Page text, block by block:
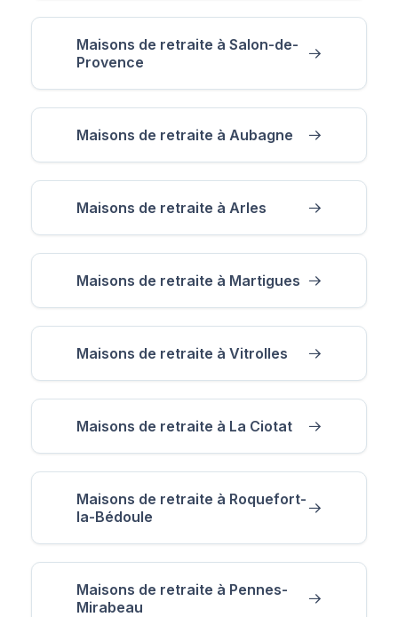
Maisons de retraite à Salon-de-
Provence
Maisons de retraite à Aubagne
Maisons de retraite à Arles
Maisons de retraite à Martigues
Maisons de retraite à Vitrolles
Maisons de retraite à La Ciotat
Maisons de retraite à Roquefort-
la-Bédoule
Maisons de retraite à Pennes-
Mirabeau